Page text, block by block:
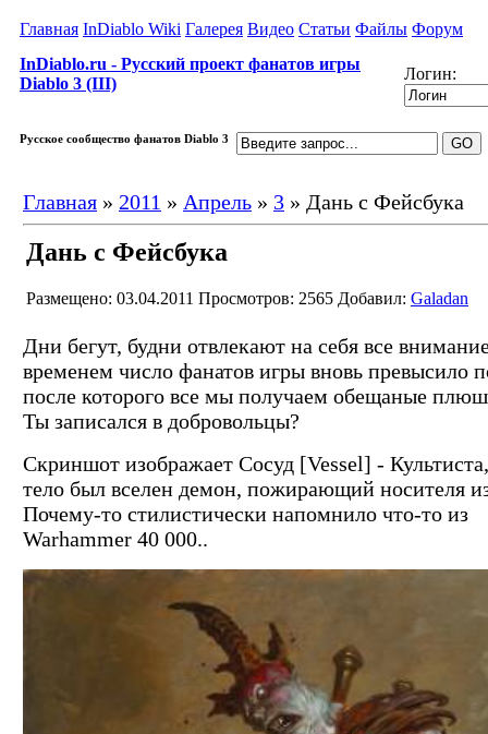
Главная InDiablo Wiki Галерея Видео Статьи Файлы Форум
InDiablo.ru - Русский проект фанатов игры
Diablo 3 (III)
Логин:
Русское сообщество фанатов Diablo 3
Главная » 2011 » Апрель » 3 » Дань с Фейсбука
Дань с Фейсбука
Размещено: 03.04.2011 Просмотров: 2565 Добавил: Galadan
Дни бегут, будни отвлекают на себя все
временем число фанатов игры вновь превысило
после которого все мы получаем обещаные
Ты записался в добровольцы?
Скриншот изображает Сосуд [Vessel] -
тело был вселен демон, пожирающий носителя
Почему-то стилистически напомнило что-то из
Warhammer 40 000..